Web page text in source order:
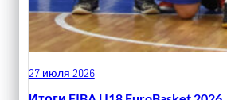
27 июля 2026